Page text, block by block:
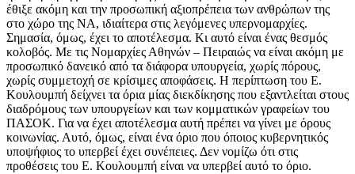
έθιξε ακόμη και την προσωπική αξιοπρέπεια των ανθρώπων της
στο χώρο της ΝΑ, ιδιαίτερα στις λεγόμενες υπερνομαρχίες.
Σημασία, όμως, έχει το αποτέλεσμα. Κι αυτό είναι ένας θεσμός
κολοβός. Με τις Νομαρχίες Αθηνών – Πειραιώς να είναι ακόμη με
προσωπικό δανεικό από τα διάφορα υπουργεία, χωρίς πόρους,
χωρίς συμμετοχή σε κρίσιμες αποφάσεις. Η περίπτωση του Ε.
Κουλουμπή δείχνει τα όρια μίας διεκδίκησης που εξαντλείται στους
διαδρόμους των υπουργείων και των κομματικών γραφείων του
ΠΑΣΟΚ. Για να έχει αποτέλεσμα αυτή πρέπει να γίνει με όρους
κοινωνίας. Αυτό, όμως, είναι ένα όριο που όποιος κυβερνητικός
υποψήφιος το υπερβεί έχει συνέπειες. Δεν νομίζω ότι στις
προθέσεις του Ε. Κουλουμπή είναι να υπερβεί αυτό το όριο.